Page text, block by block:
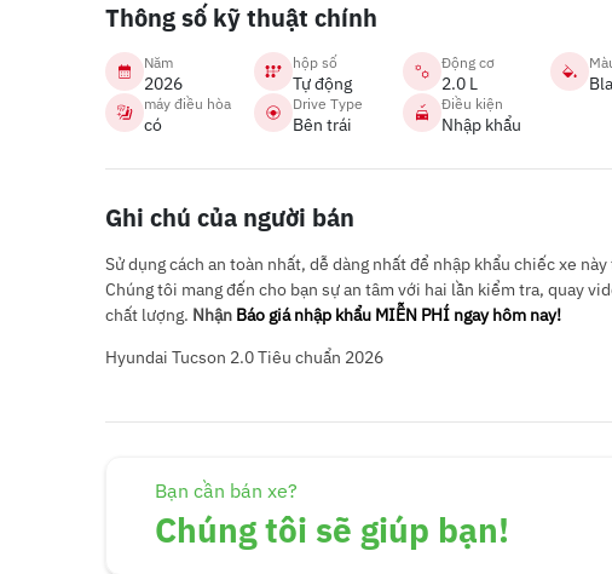
Thông số kỹ thuật chính
Năm
2026
hộp số
Tự động
Động cơ
2.0 L
máy điều hòa
có
Drive Type
Bên trái
Điều kiện
Nhập khẩu
Ghi chú của người bán
Sử dụng cách an toàn nhất, dễ dàng nhất để nhập khẩu chiếc xe
Chúng tôi mang đến cho bạn sự an tâm với hai lần kiểm tra, quay
chất lượng. Nhận Báo giá nhập khẩu MIỄN PHÍ ngay hôm nay!
Hyundai Tucson 2.0 Tiêu chuẩn 2026
Bạn cần bán xe?
Chúng tôi sẽ giúp bạn!